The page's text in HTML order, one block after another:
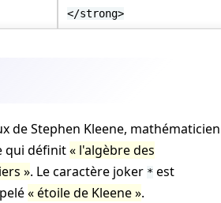
</strong>
de Stephen Kleene, mathématicien
qui définit
l'algèbre des
. Le caractère joker * est
étoile de Kleene .